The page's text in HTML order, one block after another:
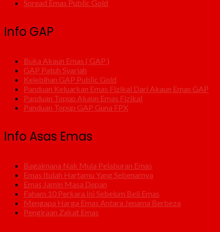
Spread Emas Public Gold
Info GAP
Buka Akaun Emas ( GAP )
GAP Patuh Syariah
Kelebihan GAP Public Gold
Panduan Keluarkan Emas Fizikal Dari Akaun Emas GAP
Panduan Topup Akaun Emas Fizikal
Panduan Topup GAP Guna FPX
Info Asas Emas
Bagaimana Nak Mula Pelaburan Emas
Emas Itulah Hartamu Yang Sebenarnya
Emas Jamin Masa Depan
Faham 10 Perkara Ini Sebelum Beli Emas
Mengapa Harga Emas Antara Jenama Berbeza
Pengiraan Zakat Emas